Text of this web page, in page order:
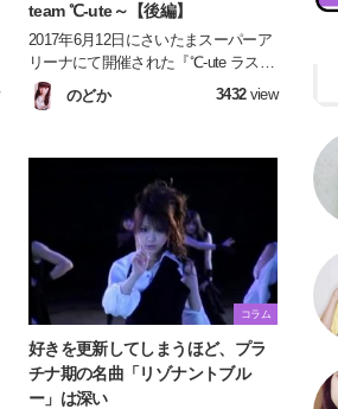
team ℃-ute～【後編】
2017年6月12日にさいたまスーパーア
リーナにて開催された『℃-ute ラスト
コンサート in さいたまスーパーアリ
ーナ ～Thank you team ℃-ute～』の模
のどか 3432view
コラム
好きを更新してしまうほど、プラ
チナ期の名曲「リゾナントブル
ー」は深い